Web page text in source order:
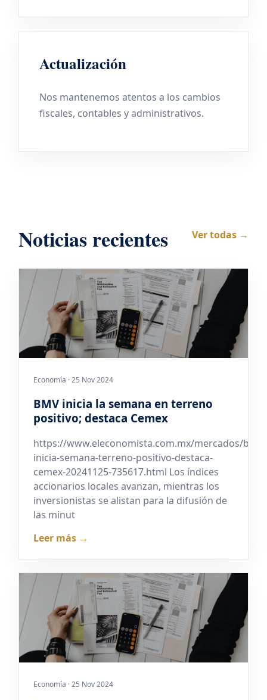
Actualización
Nos mantenemos atentos a los cambios
fiscales, contables y administrativos.
Noticias recientes Ver todas →
Economía · 25 Nov 2024
BMV inicia la semana en terreno
positivo; destaca Cemex
https://www.eleconomista.com.mx/mercados/bmv-
inicia-semana-terreno-positivo-destaca-
cemex-20241125-735617.html Los índices
accionarios locales avanzan, mientras los
inversionistas se alistan para la difusión de
las minut
Leer más →
Economía · 25 Nov 2024